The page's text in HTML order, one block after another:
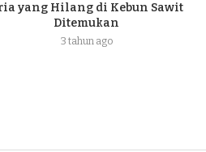
yang Hilang di Kebun Sawit
Ditemukan
3 tahun ago